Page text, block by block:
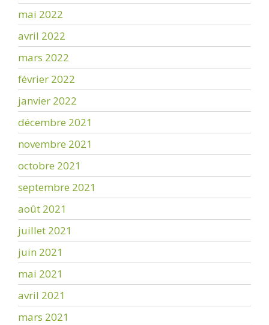
mai 2022
avril 2022
mars 2022
février 2022
janvier 2022
décembre 2021
novembre 2021
octobre 2021
septembre 2021
août 2021
juillet 2021
juin 2021
mai 2021
avril 2021
mars 2021